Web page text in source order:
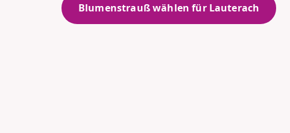
Blumenstrauß wählen für Lauterach